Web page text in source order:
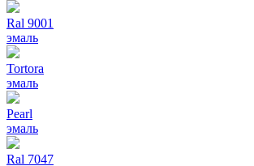
Ral 9001
эмаль
Tortora
эмаль
Pearl
эмаль
Ral 7047